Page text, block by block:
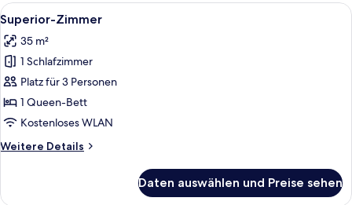
Alle
Fotos
für
Superior-
Zimmer
anzeigen
Ein Hotelzimmer mit einem Bett,
4
Superior-Zimmer
35 m²
1 Schlafzimmer
Platz für 3 Personen
1 Queen-Bett
Kostenloses WLAN
Weitere Details
Weitere
Zimmer
Daten auswählen und Preise sehen